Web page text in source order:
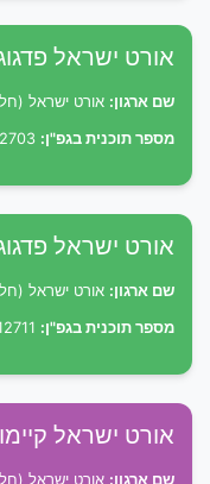
אורט ישראל
שם ארגון: אורט ישראל
מספר תוכנית בגפ"ן:
אורט ישראל
שם ארגון: אורט ישראל
מספר תוכנית בגפ"ן:
אורט ישראל קיימות
שם ארגון: אורט ישראל